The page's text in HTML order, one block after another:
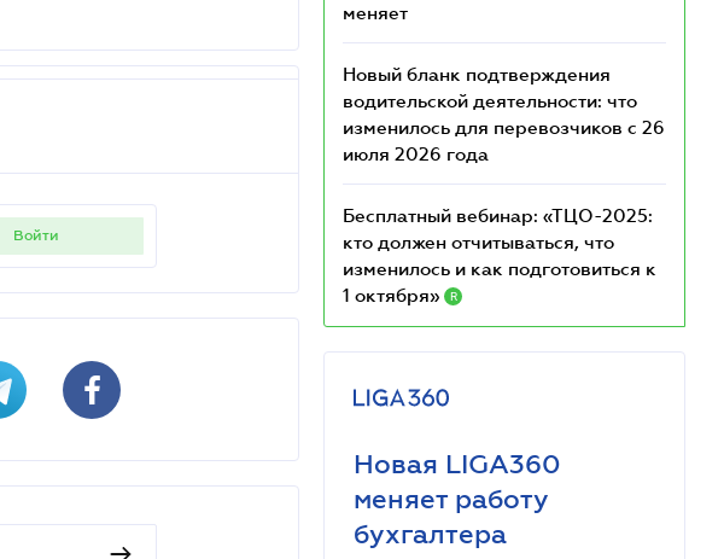
войти
меняет
Новый бланк подтверждения
водительской деятельности: что
изменилось для перевозчиков с 26
июля 2026 года
Бесплатный вебинар: «ТЦО-2025:
кто должен отчитываться, что
изменилось и как подготовиться к
1 октября»
R
Новая LIGA360
меняет работу
бухгалтера